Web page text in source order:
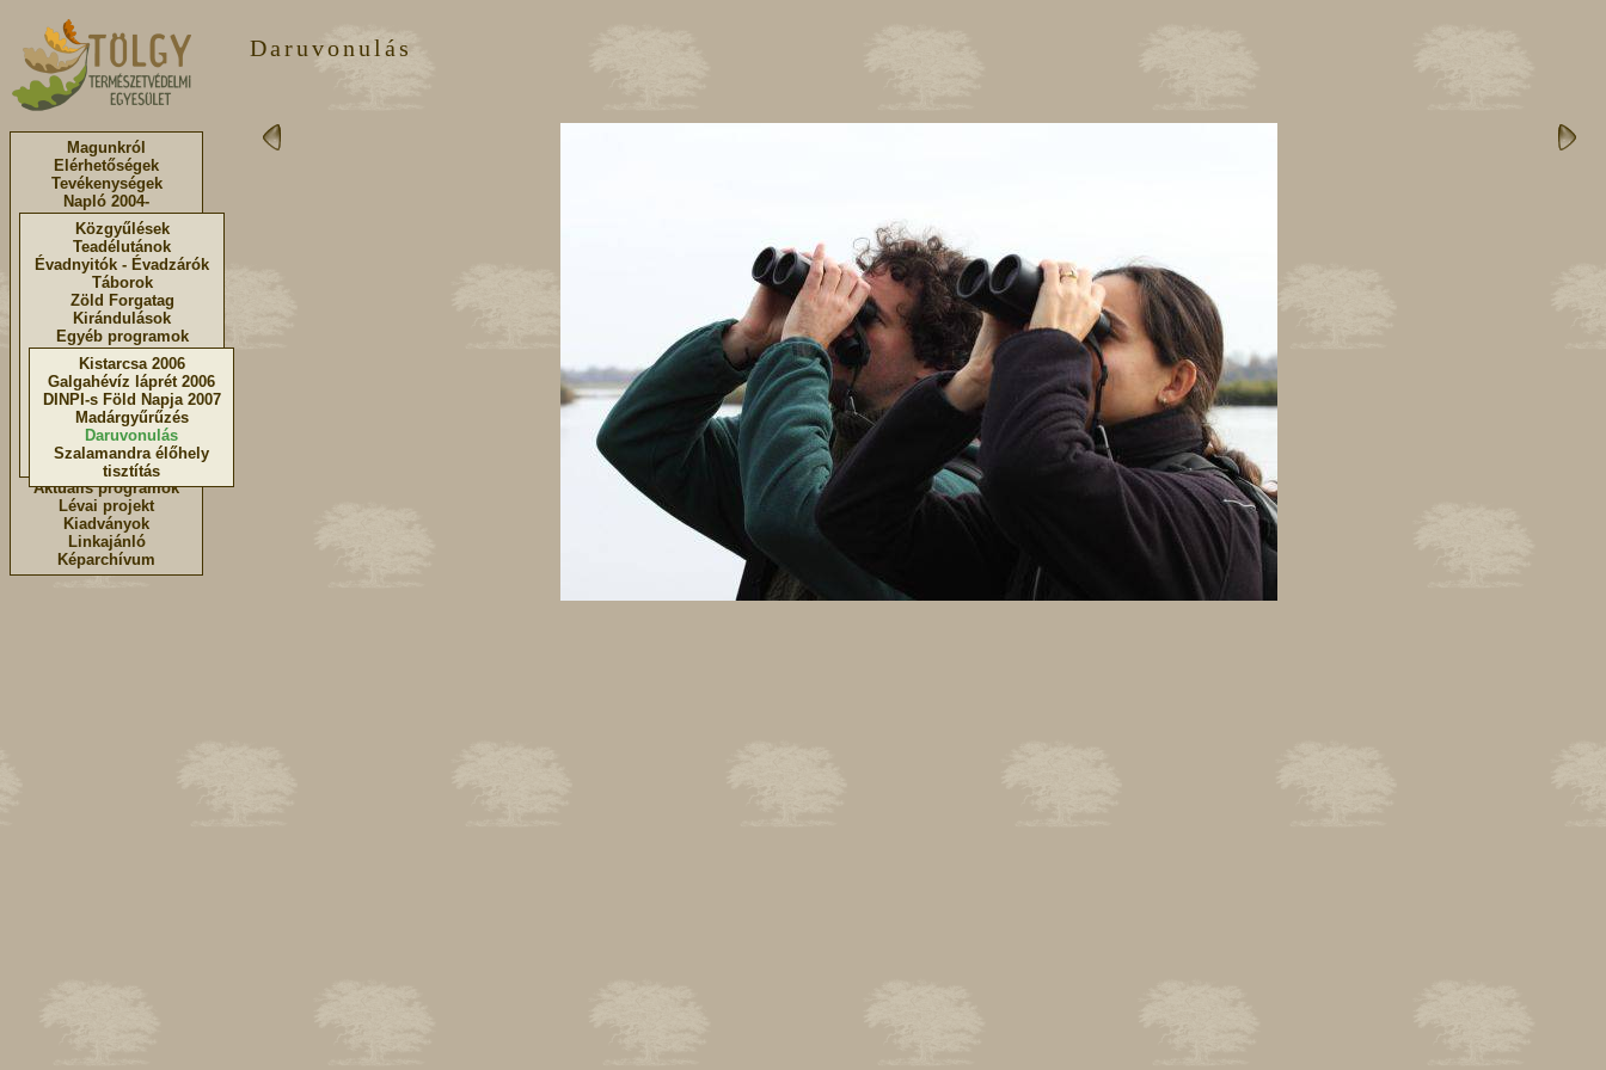
Magunkról
Elérhetőségek
Tevékenységek
Napló 2004-
Aktuális programok
Lévai projekt
Kiadványok
Linkajánló
Képarchívum
Közgyűlések
Teadélutánok
Évadnyitók - Évadzárók
Táborok
Zöld Forgatag
Kirándulások
Egyéb programok
Kistarcsa 2006
Galgahévíz láprét 2006
DINPI-s Föld Napja 2007
Madárgyűrűzés
Daruvonulás
Szalamandra élőhely
tisztítás
Daruvonulás